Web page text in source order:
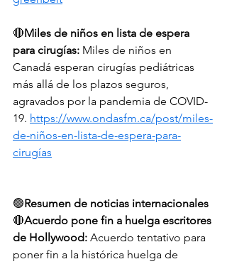
🔴Miles de niños en lista de espera
para cirugías: Miles de niños en
Canadá esperan cirugías pediátricas
más allá de los plazos seguros,
agravados por la pandemia de COVID-
19. https://www.ondasfm.ca/post/miles-
de-niños-en-lista-de-espera-para-
cirugías
🟢Resumen de noticias internacionales
🔴Acuerdo pone fin a huelga escritores
de Hollywood: Acuerdo tentativo para
poner fin a la histórica huelga de